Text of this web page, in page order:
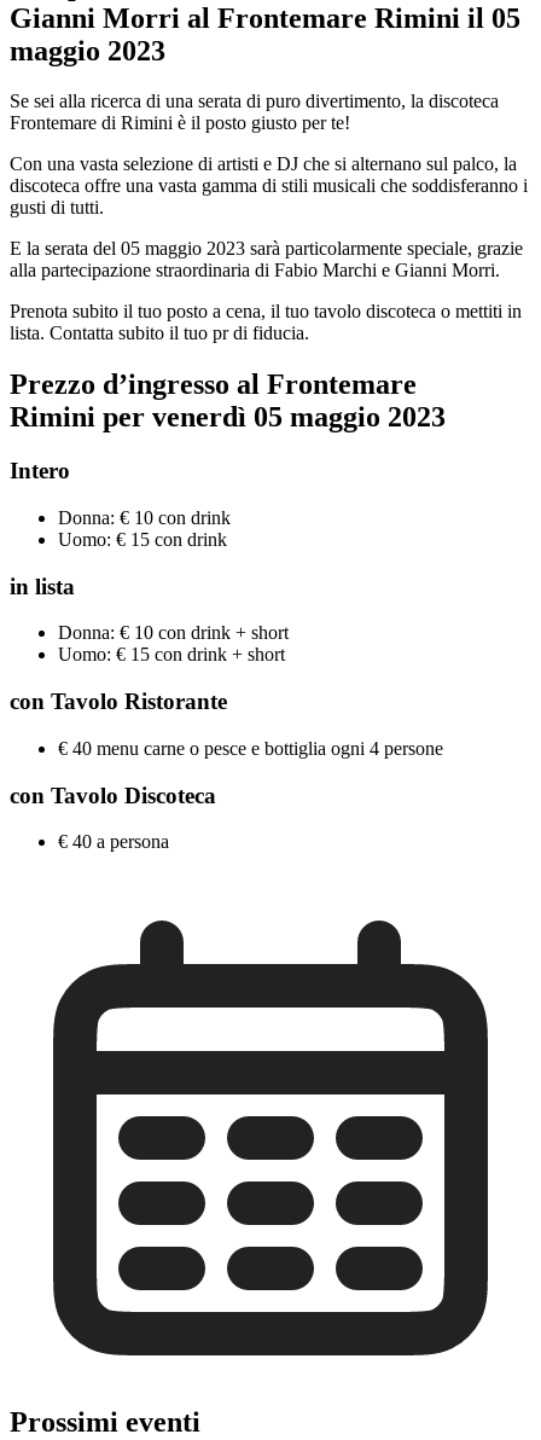
Gianni Morri al Frontemare Rimini il 05
maggio 2023
Se sei alla ricerca di una serata di puro divertimento, la discoteca
Frontemare di Rimini è il posto giusto per te!
Con una vasta selezione di artisti e DJ che si alternano sul palco, la
discoteca offre una vasta gamma di stili musicali che soddisferanno i
gusti di tutti.
E la serata del 05 maggio 2023 sarà particolarmente speciale, grazie
alla partecipazione straordinaria di Fabio Marchi e Gianni Morri.
Prenota subito il tuo posto a cena, il tuo tavolo discoteca o mettiti in
lista. Contatta subito il tuo pr di fiducia.
Prezzo d’ingresso al Frontemare
Rimini per venerdì 05 maggio 2023
Intero
Donna: € 10 con drink
Uomo: € 15 con drink
in lista
Donna: € 10 con drink + short
Uomo: € 15 con drink + short
con Tavolo Ristorante
€ 40 menu carne o pesce e bottiglia ogni 4 persone
con Tavolo Discoteca
€ 40 a persona
Prossimi eventi